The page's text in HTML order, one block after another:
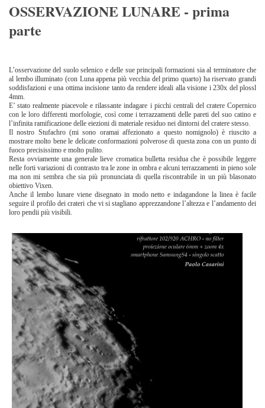
OSSERVAZIONE LUNARE - prima
parte
L’osservazione del suolo selenico e delle sue principali formazioni sia al terminatore che
al lembo illuminato (con Luna appena più vecchia del primo quarto) ha riservato grandi
soddisfazioni e una ottima incisione tanto da rendere ideali alla visione i 230x del plossl
4mm.
E’ stato realmente piacevole e rilassante indagare i picchi centrali del cratere Copernico
con le loro differenti morfologie, così come i terrazzamenti delle pareti del suo catino e
l’infinita ramificazione delle eiezioni di materiale residuo nei dintorni del cratere stesso.
Il nostro Stufachro (mi sono oramai affezionato a questo nomignolo) è riuscito a
mostrare molto bene le delicate conformazioni polverose di questa zona con un punto di
fuoco precisissimo e molto pulito.
Resta ovviamente una generale lieve cromatica bulletta residua che è possibile leggere
nelle forti variazioni di contrasto tra le zone in ombra e alcuni terrazzamenti in pieno sole
ma non mi sembra che sia più pronunciata di quella riscontrabile in un più blasonato
obiettivo Vixen.
Anche il lembo lunare viene disegnato in modo netto e indagandone la linea è facile
seguire il profilo dei crateri che vi si stagliano apprezzandone l’altezza e l’andamento dei
loro pendii più visibili.